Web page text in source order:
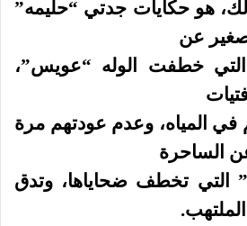
هو حكايات جدتي “حليمه”
صغير عن
التي خطفت الوله “عويس”،
في المياه، وعدم عودتهم مرة
الساحرة
التي تخطف ضحاياها، وتدق